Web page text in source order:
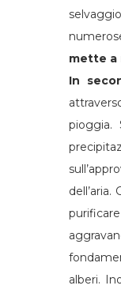
mette a
In
pioggia.
alberi.